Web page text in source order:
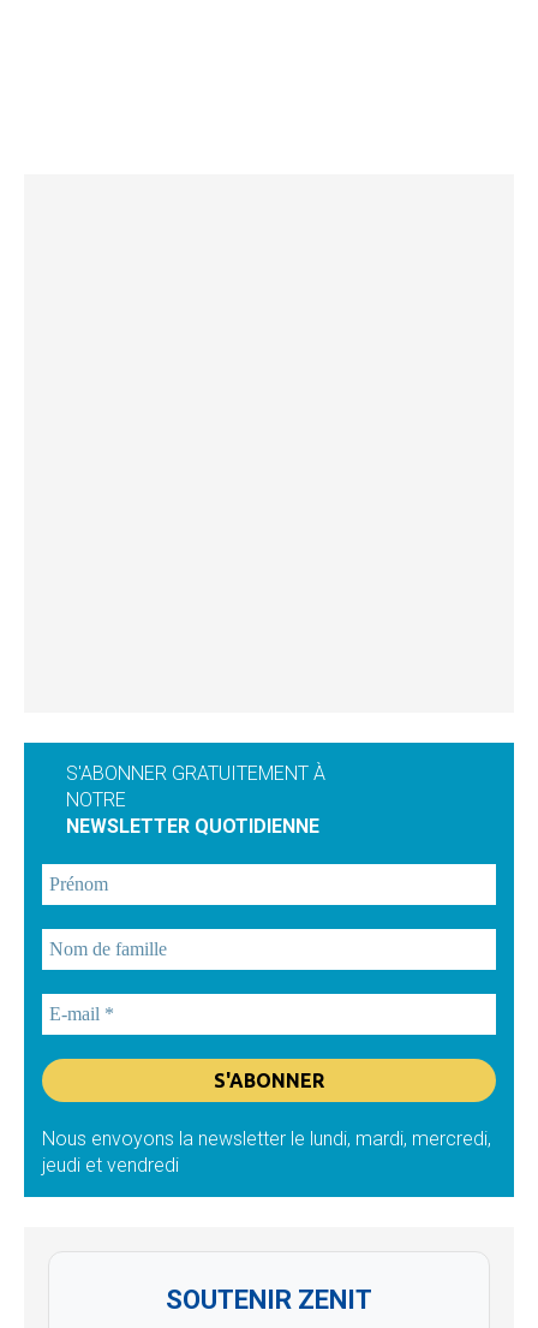
S'ABONNER GRATUITEMENT À
NOTRE
NEWSLETTER QUOTIDIENNE
Nous envoyons la newsletter le lundi, mardi, mercredi,
jeudi et vendredi
SOUTENIR ZENIT